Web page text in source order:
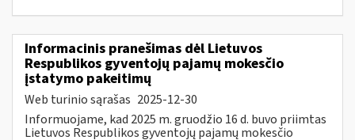
Informacinis pranešimas dėl Lietuvos
Respublikos gyventojų pajamų mokesčio
įstatymo pakeitimų
Web turinio sąrašas 2025-12-30
Informuojame, kad 2025 m. gruodžio 16 d. buvo priimtas
Lietuvos Respublikos gyventojų pajamų mokesčio